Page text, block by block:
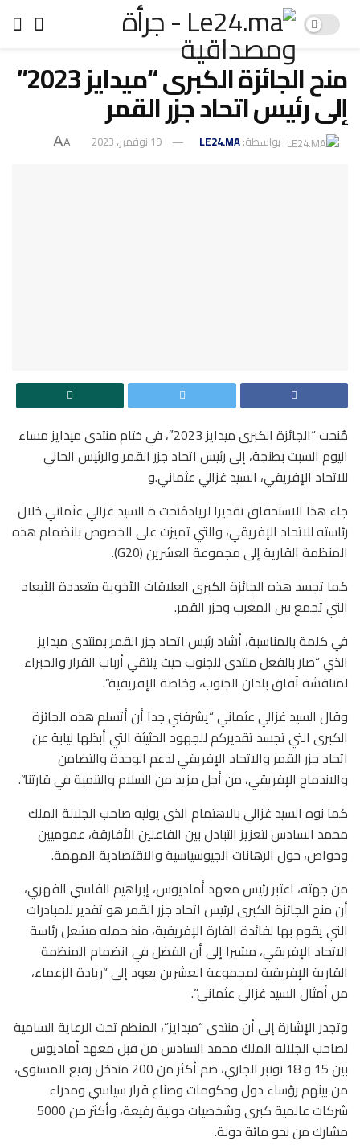
منح الجائزة الكبرى “ميدايز 2023”
إلى رئيس اتحاد جزر القمر
بواسطة:LE24.MA 19 نوفمبر، 2023 A
A
مُنحت “الجائزة الكبرى ميدايز 2023″، في ختام منتدى ميدايز مساء
اليوم السبت بطنجة، إلى رئيس اتحاد جزر القمر والرئيس الحالي
للاتحاد الإفريقي، السيد غزالي عثماني.و
جاء هذا الاستحقاق تقديرا لريادمُنحت ة السيد غزالي عثماني خلال
رئاسته للاتحاد الإفريقي، والتي تميزت على الخصوص بانضمام هذه
المنظمة القارية إلى مجموعة العشرين (G20).
كما تجسد هذه الجائزة الكبرى العلاقات الأخوية متعددة الأبعاد
التي تجمع بين المغرب وجزر القمر.
في كلمة بالمناسبة، أشاد رئيس اتحاد جزر القمر بمنتدى ميدايز
الذي “صار بالفعل منتدى للجنوب حيث يلتقي أرباب القرار والخبراء
لمناقشة آفاق بلدان الجنوب، وخاصة الإفريقية”.
وقال السيد غزالي عثماني “يشرفني جدا أن أتسلم هذه الجائزة
الكبرى التي تجسد تقديركم للجهود الحثيثة التي أبذلها نيابة عن
اتحاد جزر القمر والاتحاد الإفريقي لدعم الوحدة والتضامن
والاندماج الإفريقي، من أجل مزيد من السلام والتنمية في قارتنا”.
كما نوه السيد غزالي بالاهتمام الذي يوليه صاحب الجلالة الملك
محمد السادس لتعزيز التبادل بين الفاعلين الأفارقة، عموميين
وخواص، حول الرهانات الجيوسياسية والاقتصادية المهمة.
من جهته، اعتبر رئيس معهد أماديوس، إبراهيم الفاسي الفهري،
أن منح الجائزة الكبرى لرئيس اتحاد جزر القمر هو تقدير للمبادرات
التي يقوم بها لفائدة القارة الإفريقية، منذ حمله مشعل رئاسة
الاتحاد الإفريقي، مشيرا إلى أن الفضل في انضمام المنظمة
القارية الإفريقية لمجموعة العشرين يعود إلى “ريادة الزعماء،
من أمثال السيد غزالي عثماني”.
وتجدر الإشارة إلى أن منتدى “ميدايز”، المنظم تحت الرعاية السامية
لصاحب الجلالة الملك محمد السادس من قبل معهد أماديوس
بين 15 و 18 نونبر الجاري، ضم أكثر من 200 متدخل رفيع المستوى،
من بينهم رؤساء دول وحكومات وصناع قرار سياسي ومدراء
شركات عالمية كبرى وشخصيات دولية رفيعة، وأكثر من 5000
مشارك من نحو مائة دولة.